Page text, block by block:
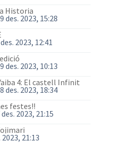
Historia
des. 2023, 15:28
2023, 12:41
des. 2023, 10:13
4: El castell Infinit
des. 2023, 18:34
festes!!
2023, 21:15
2023, 21:13